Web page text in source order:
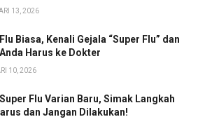
13, 2026
Biasa, Kenali Gejala “Super Flu” dan
Harus ke Dokter
10, 2026
Flu Varian Baru, Simak Langkah
dan Jangan Dilakukan!